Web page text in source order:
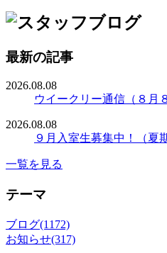
最新の記事
2026.08.08
ウイークリー通信（８月
2026.08.08
９月入室生募集中！（夏
一覧を見る
テーマ
ブログ(1172)
お知らせ(317)